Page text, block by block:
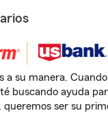
a su manera.
buscando ayuda
queremos ser su